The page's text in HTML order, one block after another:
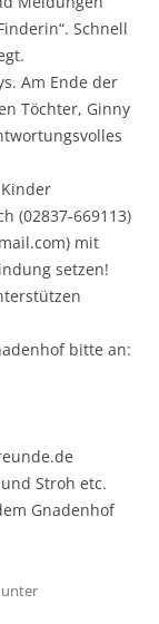
Schnell
Am Ende der
Töchter, Ginny
(02837-669113)
mit
setzen!
bitte an:
Stroh etc.
Gnadenhof
unter